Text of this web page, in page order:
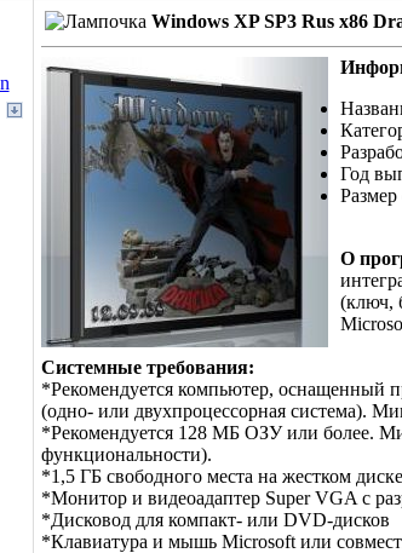
Windows XP SP3 Rus х86
Год
О
(ключ,
Системные требования:
*Рекомендуется компьютер, оснащенный
(одно- или двухпроцессорная система).
*Рекомендуется 128 МБ ОЗУ или более.
функциональности).
*1,5 ГБ свободного места на жестком
*Монитор и видеоадаптер Super VGA с
*Дисковод для компакт- или DVD-дисков
*Клавиатура и мышь Microsoft или